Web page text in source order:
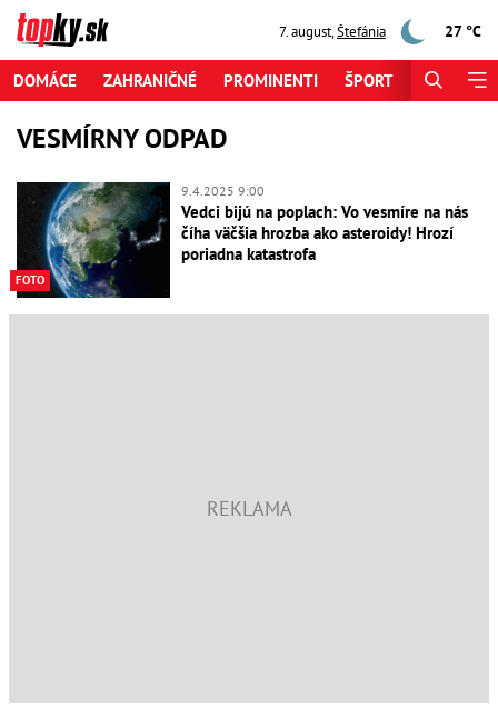
7. august,Štefánia 27 °C
DOMÁCE ZAHRANIČNÉ PROMINENTI ŠPORT
VESMÍRNY ODPAD
FOTO
9.4.2025 9:00
Vedci bijú na poplach: Vo vesmíre na nás
číha väčšia hrozba ako asteroidy! Hrozí
poriadna katastrofa